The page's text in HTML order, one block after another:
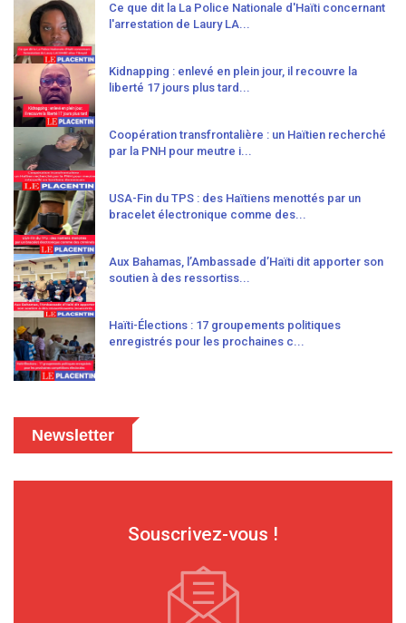
Ce que dit la La Police Nationale d'Haïti concernant
l'arrestation de Laury LA...
Kidnapping : enlevé en plein jour, il recouvre la
liberté 17 jours plus tard...
Coopération transfrontalière : un Haïtien recherché
par la PNH pour meutre i...
USA-Fin du TPS : des Haïtiens menottés par un
bracelet électronique comme des...
Aux Bahamas, l’Ambassade d’Haïti dit apporter son
soutien à des ressortiss...
Haïti-Élections : 17 groupements politiques
enregistrés pour les prochaines c...
Newsletter
Souscrivez-vous !